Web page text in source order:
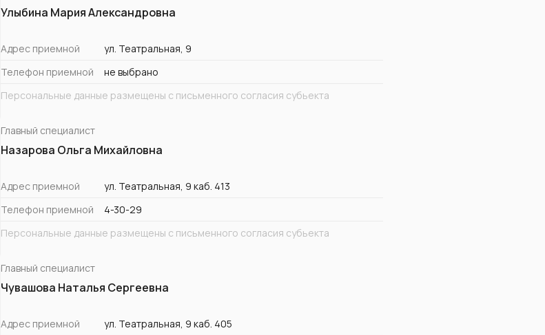
Улыбина Мария Александровна
Адрес приемной
ул. Театральная, 9
Телефон приемной
не выбрано
Персональные данные размещены с письменного согласия субьекта
Главный специалист
Назарова Ольга Михайловна
Адрес приемной
ул. Театральная, 9 каб. 413
Телефон приемной
4-30-29
Персональные данные размещены с письменного согласия субьекта
Главный специалист
Чувашова Наталья Сергеевна
Адрес приемной
ул. Театральная, 9 каб. 405